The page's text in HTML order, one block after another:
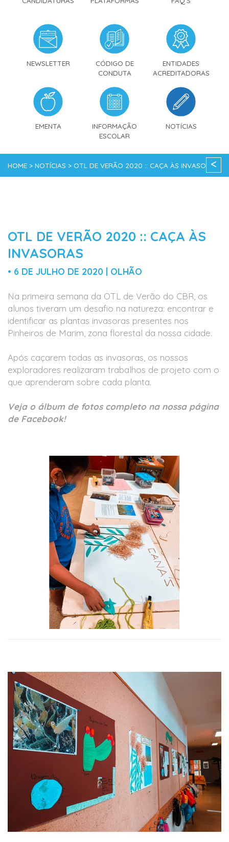
NEWSLETTER
CÓDIGO DE
CONDUTA
ENTIDADES
ACREDITADORAS
EMENTA
INFORMAÇÃO
ESCOLAR
NOTÍCIAS
HOME > NOTÍCIAS > OTL DE VERÃO 2020 :: CAÇA ÀS INVASORAS
<
OTL DE VERÃO 2020 :: CAÇA ÀS
INVASORAS
• 6 DE JULHO DE 2020 | OLHÃO
Na primeira semana da OTL de Verão do CBR, os
alunos tiveram um desafio na natureza: encontrar e
identificar as plantas invasoras presentes nos
Pinheiros de Marim, zona florestal da nossa cidade.
Após caçarem todas as invasoras, os nossos
exploradores realizaram trabalhos de projeto com o
que aprenderam sobre cada planta.
Veja o álbum de fotos completo na nossa página
de Facebook!